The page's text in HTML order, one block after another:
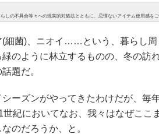
しの不具合等々への現実的対処法とともに、忌憚ないアイテム使用感を
細菌)、ニオイ……という、暮らし周
のように林立するものの、冬の訪
題だ。
ーズンがやってきたわけだが、毎
紀においてなお、我々はなぜここ
のだろうか、と。